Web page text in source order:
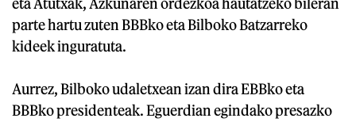
parte hartu zuten BBBko eta Bilboko Batzarreko
kideek inguratuta.
Aurrez, Bilboko udaletxean izan dira EBBko eta
BBBko presidenteak. Eguerdian egindako presazko